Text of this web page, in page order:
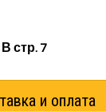
стр. 7
и оплата